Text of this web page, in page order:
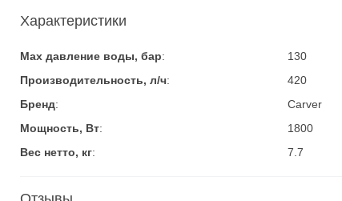
Характеристики
Max давление воды, бар:
130
Производительность, л/ч:
420
Бренд:
Carver
Мощность, Вт:
1800
Вес нетто, кг: 7.7